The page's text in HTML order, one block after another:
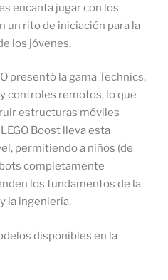
encanta jugar con los
un rito de iniciación para la
los jóvenes.
presentó la gama Technics,
controles remotos, lo que
estructuras móviles
Boost lleva esta
permitiendo a niños (de
completamente
los fundamentos de la
la ingeniería.
disponibles en la